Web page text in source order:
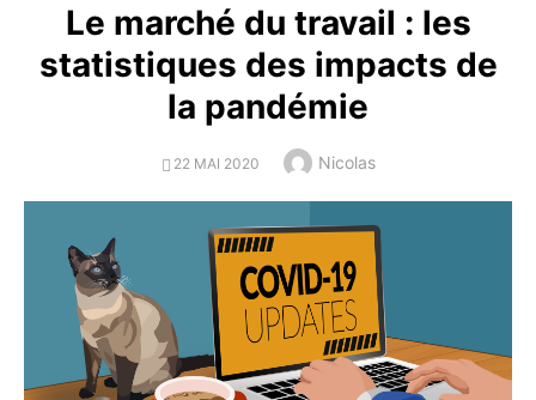
Le marché du travail : les
statistiques des impacts de
la pandémie
POSTED
22 MAI 2020 Author
Nicolas